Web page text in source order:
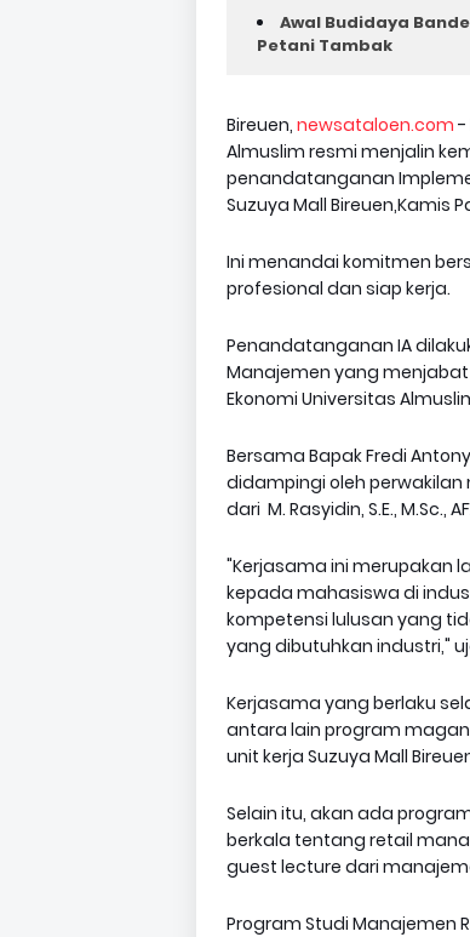
Awal Budidaya
Petani Tambak
Bireuen, newsataloen.com -
Almuslim resmi menjalin
penandatanganan
Suzuya Mall Bireuen,Kamis
Ini menandai komitmen
profesional dan siap kerja.
Penandatanganan IA
Manajemen yang menjabat
Ekonomi Universitas
Bersama Bapak Fredi
didampingi oleh
dari M. Rasyidin, S.E., M.Sc.,
"Kerjasama ini merupakan
kepada mahasiswa di
kompetensi lulusan yang
yang dibutuhkan industri,"
Kerjasama yang berlaku
antara lain program
unit kerja Suzuya Mall
Selain itu, akan ada
berkala tentang retail
guest lecture dari
Program Studi Manajemen